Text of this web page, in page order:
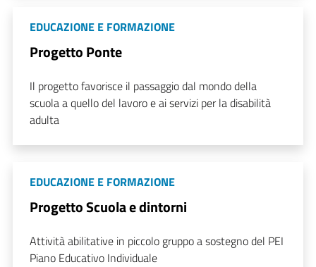
EDUCAZIONE E FORMAZIONE
Progetto Ponte
Il progetto favorisce il passaggio dal mondo della
scuola a quello del lavoro e ai servizi per la disabilità
adulta
EDUCAZIONE E FORMAZIONE
Progetto Scuola e dintorni
Attività abilitative in piccolo gruppo a sostegno del PEI
Piano Educativo Individuale